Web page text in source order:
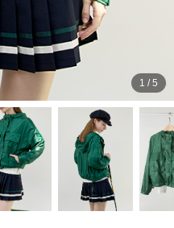
1 /5